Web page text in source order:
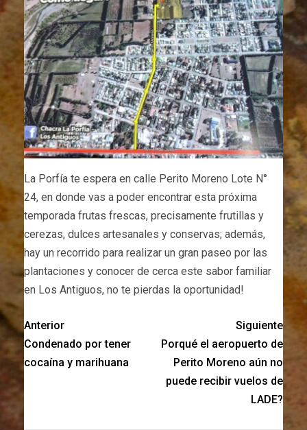
La Porfía te espera en calle Perito Moreno Lote N°
24, en donde vas a poder encontrar esta próxima
temporada frutas frescas, precisamente frutillas y
cerezas, dulces artesanales y conservas; además,
hay un recorrido para realizar un gran paseo por las
plantaciones y conocer de cerca este sabor familiar
en Los Antiguos, no te pierdas la oportunidad!
Anterior
Condenado por tener
cocaína y marihuana
Siguiente
Porqué el aeropuerto de
Perito Moreno aún no
puede recibir vuelos de
LADE?